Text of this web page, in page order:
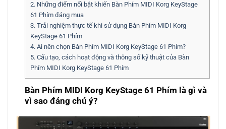
2. Những điểm nổi bật khiến Bàn Phím MIDI Korg KeyStage
61 Phím đáng mua
3. Trải nghiệm thực tế khi sử dụng Bàn Phím MIDI Korg
KeyStage 61 Phím
4. Ai nên chọn Bàn Phím MIDI Korg KeyStage 61 Phím?
5. Cấu tạo, cách hoạt động và thông số kỹ thuật của Bàn
Phím MIDI Korg KeyStage 61 Phím
Bàn Phím MIDI Korg KeyStage 61 Phím là gì và
vì sao đáng chú ý?